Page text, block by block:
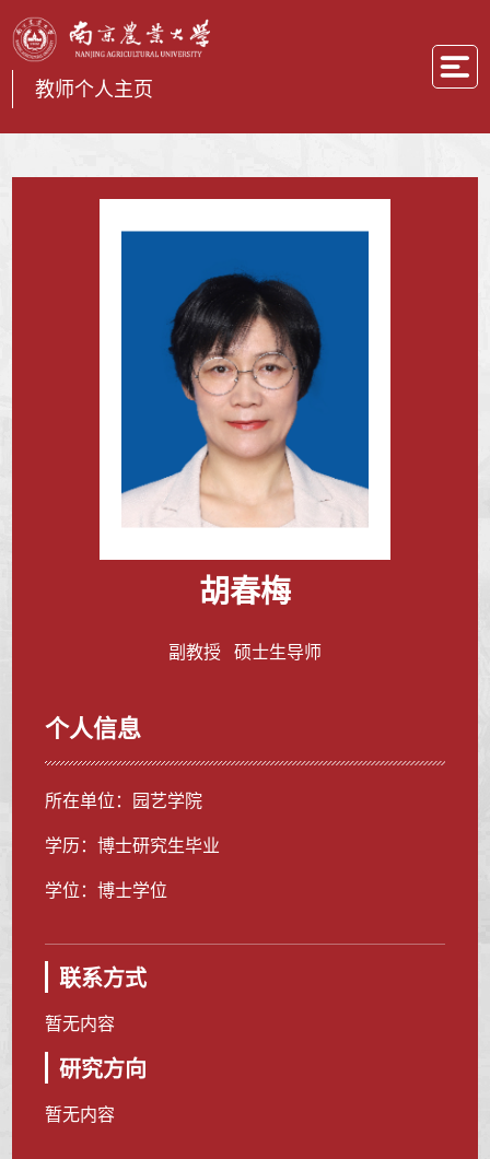
教师个人主页
胡春梅
副教授 硕士生导师
个人信息
所在单位：园艺学院
学历：博士研究生毕业
学位：博士学位
联系方式
暂无内容
研究方向
暂无内容